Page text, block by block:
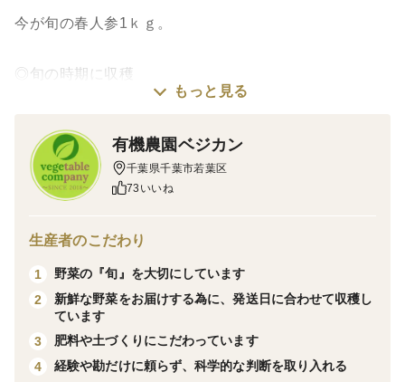
今が旬の春人参1ｋｇ。
◎旬の時期に収穫
その時期に一番おいしい人参を、旬を見極めて収穫して
しみいただけます。
◎手堀り収穫で抜群の鮮度
穫。機械収穫と比べて人参にストレスがかかりにくく、
収穫直後の新鮮な状態でお届けします。
◎土付きのまま発送
洗浄せず、土付きのまま発送することで、鮮度を長く保
ちます。土が人参を乾燥から守り、掘りたての風味をそ
もっと見る
有機農園ベジカン
千葉県千葉市若葉区
73いいね
生産者のこだわり
1
野菜の『旬』を大切にしています
2
新鮮な野菜をお届けする為に、発送日に合わせて収穫し
ています
3
肥料や土づくりにこだわっています
4
経験や勘だけに頼らず、科学的な判断を取り入れる